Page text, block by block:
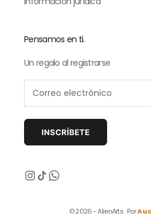
Pensamos en ti.
Un regalo al registrarse
INSCRÍBETE
© 2026 - AlienArts · Por